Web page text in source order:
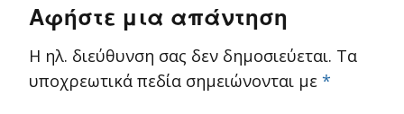
Αφήστε μια απάντηση
Η ηλ. διεύθυνση σας δεν δημοσιεύεται. Τα
υποχρεωτικά πεδία σημειώνονται με *